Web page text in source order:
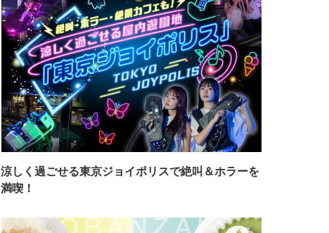
涼しく過ごせる東京ジョイポリスで絶叫＆ホラーを
満喫！